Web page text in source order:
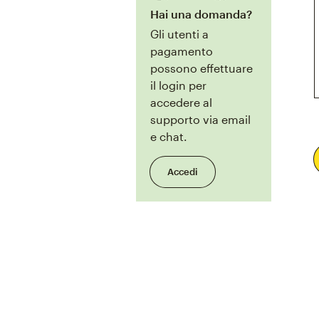
Hai una domanda?
Gli utenti a
pagamento
possono effettuare
il login per
accedere al
supporto via email
e chat.
Accedi